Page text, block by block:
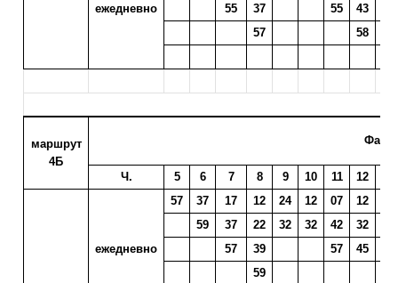
ежедневно
55
37 55 43
57
58
маршрут
4Б
Ч. 5 6 7 8 9 10 11 12
ежедневно
57 37 17 12 24 12 07 12
59
37 22 32 32 42 32
57
39 57 45
59